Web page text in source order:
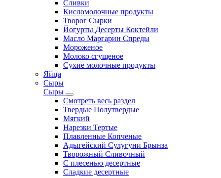
Сливки
Кисломолочные продукты
Творог Сырки
Йогурты Десерты Коктейли
Масло Маргарин Спреды
Мороженое
Молоко сгущеное
Сухие молочные продукты
Яйца
Сыры
Сыры
Смотреть весь раздел
Твердые Полутвердые
Мягкий
Нарезки Тертые
Плавленные Копченые
Адыгейский Сулугуни Брынза
Творожный Сливочный
С плесенью десертные
Сладкие десертные